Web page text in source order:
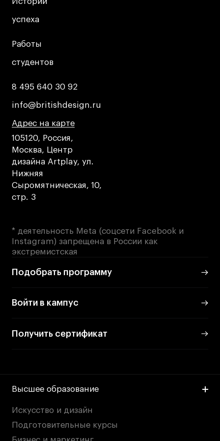
успеха
успеха
Работы
студентов
Работы
студентов
8 495 640 30 92
8 495 640 30 92
info@britishdesign.ru
info@britishdesign.ru
Адрес на карте
Адрес на карте
Адрес на карте
105120, Россия,
Москва, Центр
дизайна Artplay, ул.
Нижняя
Сыромятническая, 10,
стр. 3
* деятельность Meta (соцсети Facebook и
Instagram) запрещена в России как
экстремистская
Подобрать программу
Войти в кампус
Получить сертификат
Высшее образование
Искусство и дизайн
Подготовительные курсы